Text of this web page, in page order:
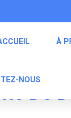
À
NOUS
De